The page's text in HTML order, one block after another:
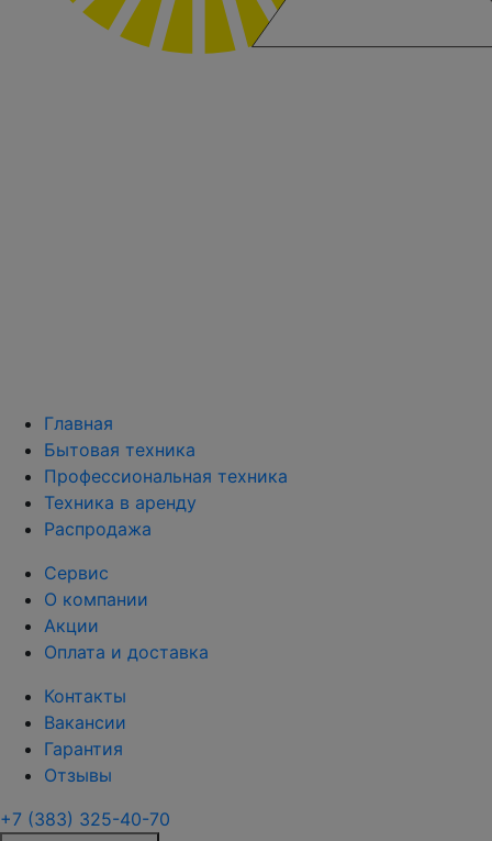
Главная
Бытовая техника
Профессиональная техника
Техника в аренду
Распродажа
Сервис
О компании
Акции
Оплата и доставка
Контакты
Вакансии
Гарантия
Отзывы
+7 (383) 325-40-70